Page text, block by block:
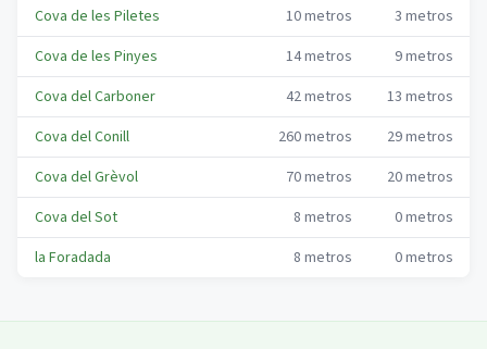
Cova de les Piletes
10metros 3 metros
Cova de les Pinyes
14metros 9metros
Cova del Carboner
42metros 13 metros
Cova del Conill
260metros 29metros
Cova del Grèvol
70metros 20metros
Cova del Sot
8 metros 0metros
la Foradada
8 metros 0metros